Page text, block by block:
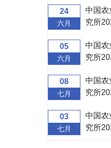
24
六月
中国农
究所
05
六月
中国农
究所
08
七月
中国农
究所
03
七月
中国农
究所